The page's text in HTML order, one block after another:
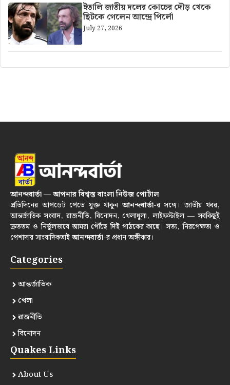
ইতালি জাতীয় দলের কোচের দৌড় থেকে
ছিটকে গেলেন আন্দ্রে পির্লো
July 27, 2026
আনন্দবার্তা — আপনার বিশ্বস্ত বাংলা নিউজ পোর্টাল
প্রতিদিনের আপডেট পেতে যুক্ত থাকুনআনন্দবার্তা-র সঙ্গে। জাতীয় খবর,
আন্তর্জাতিক সংবাদ, রাজনীতি, বিনোদন, খেলাধুলা, লাইফস্টাইল — সবকিছুই
দ্রুততম ও নির্ভুলভাবে আমরা পৌঁছে দিই পাঠকের কাছে। সত্য, নিরপেক্ষতা ও
পেশাদার সাংবাদিকতাইআনন্দবার্তা-র প্রধান অঙ্গীকার।
Categories
আন্তর্জাতিক
খেলা
রাজনীতি
বিনোদন
Quakes Links
About Us